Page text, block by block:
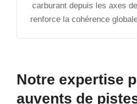
carburant depuis les axes
renforce la cohérence
Notre expertise
auvents de